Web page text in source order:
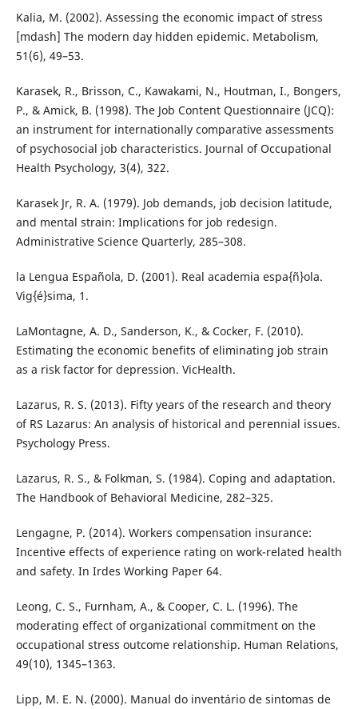
Kalia, M. (2002). Assessing the economic impact of stress
[mdash] The modern day hidden epidemic. Metabolism,
51(6), 49–53.
Karasek, R., Brisson, C., Kawakami, N., Houtman, I., Bongers,
P., & Amick, B. (1998). The Job Content Questionnaire (JCQ):
an instrument for internationally comparative assessments
of psychosocial job characteristics. Journal of Occupational
Health Psychology, 3(4), 322.
Karasek Jr, R. A. (1979). Job demands, job decision latitude,
and mental strain: Implications for job redesign.
Administrative Science Quarterly, 285–308.
la Lengua Española, D. (2001). Real academia espa{ñ}ola.
Vig{é}sima, 1.
LaMontagne, A. D., Sanderson, K., & Cocker, F. (2010).
Estimating the economic benefits of eliminating job strain
as a risk factor for depression. VicHealth.
Lazarus, R. S. (2013). Fifty years of the research and theory
of RS Lazarus: An analysis of historical and perennial issues.
Psychology Press.
Lazarus, R. S., & Folkman, S. (1984). Coping and adaptation.
The Handbook of Behavioral Medicine, 282–325.
Lengagne, P. (2014). Workers compensation insurance:
Incentive effects of experience rating on work-related health
and safety. In Irdes Working Paper 64.
Leong, C. S., Furnham, A., & Cooper, C. L. (1996). The
moderating effect of organizational commitment on the
occupational stress outcome relationship. Human Relations,
49(10), 1345–1363.
Lipp, M. E. N. (2000). Manual do inventário de sintomas de